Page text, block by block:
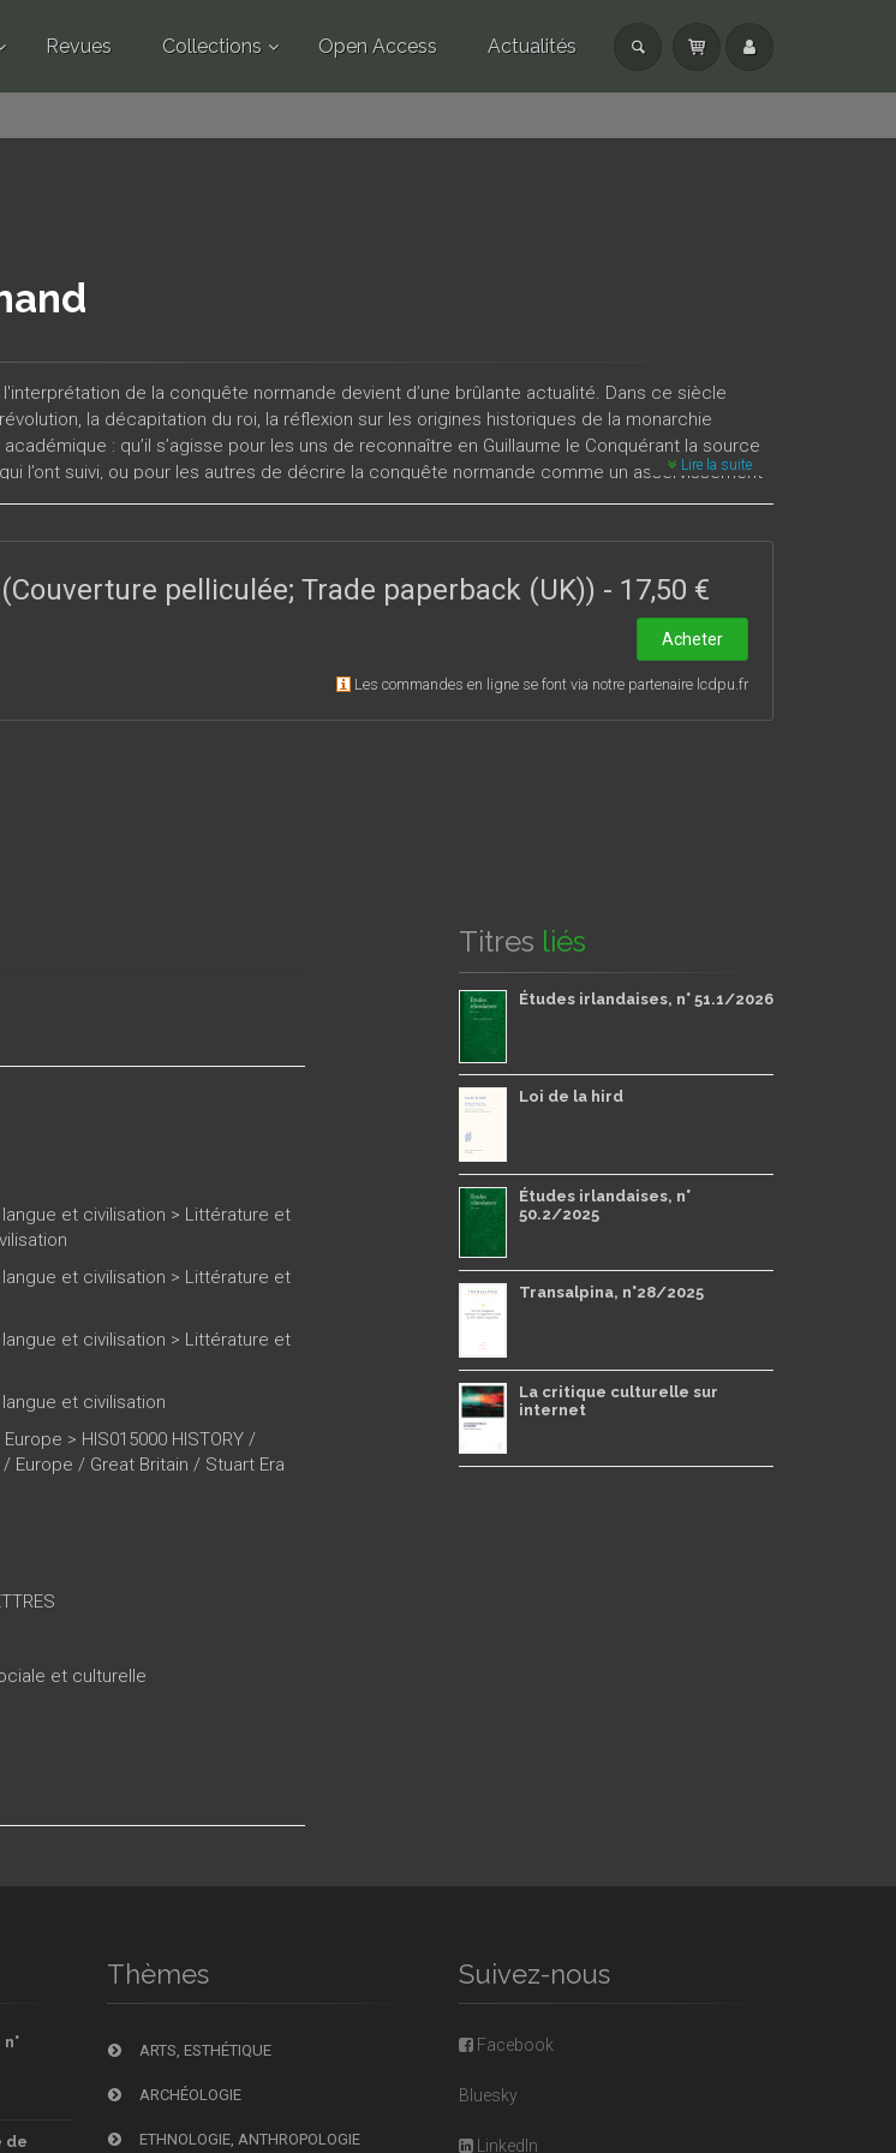
Revues Collections Open Access Actualités
de la conquête normande devient d’une brûlante actualité. Dans ce siècle
la décapitation du roi, la réflexion sur les origines historiques de la monarchie
académique : qu’il s’agisse pour les uns de reconnaître en Guillaume le Conquérant la source
l’ont suivi, ou pour les autres de décrire la conquête normande comme un asservissement
le peuple anglais doit s’émanciper, aucune lecture de cet événement considérable n’est
l’ombre portée de la Révolution française – et même au siècle dernier – à l’époque de la
grands événements qui ont marqué l’histoire, la conquête de l’Angleterre par les Normands
Lire la suite
pelliculée; Trade paperback (UK)) - 17,50 €
Acheter
Les commandes en ligne se font via notre partenaire lcdpu.fr
et civilisation > Littérature et
et civilisation > Littérature et
et civilisation > Littérature et
et civilisation
> HIS015000 HISTORY /
/ Europe / Great Britain / Stuart Era
et culturelle
Titres liés
Études irlandaises, n° 51.1/2026
Loi de la hird
Études irlandaises, n°
50.2/2025
Transalpina, n°28/2025
La critique culturelle sur
internet
de
Thèmes
ARTS, ESTHÉTIQUE
ARCHÉOLOGIE
ETHNOLOGIE, ANTHROPOLOGIE
Suivez-nous
Facebook
Bluesky
LinkedIn